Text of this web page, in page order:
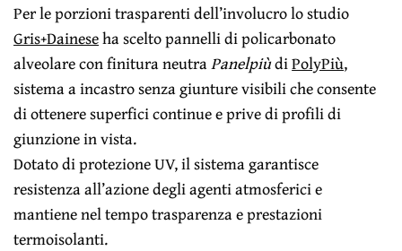
Per le porzioni trasparenti dell’involucro lo studio
Gris+Daineseha scelto pannelli di policarbonato
alveolare con finitura neutraPanelpiùdiPolyPiù,
sistema a incastro senza giunture visibili che consente
di ottenere superfici continue e prive di profili di
giunzione in vista.
Dotato di protezione UV, il sistema garantisce
resistenza all’azione degli agenti atmosferici e
mantiene nel tempo trasparenza e prestazioni
termoisolanti.